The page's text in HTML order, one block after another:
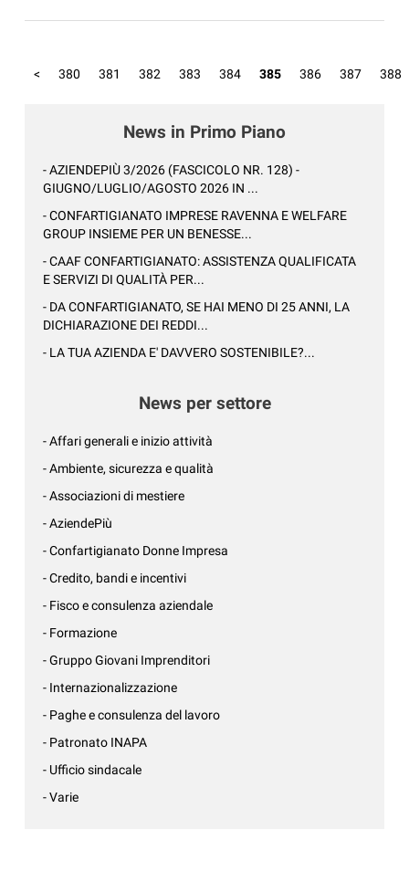
< 380 381 382 383 384 385 386 387 388
News in Primo Piano
- AZIENDEPIÙ 3/2026 (FASCICOLO NR. 128) -
GIUGNO/LUGLIO/AGOSTO 2026 IN ...
- CONFARTIGIANATO IMPRESE RAVENNA E WELFARE
GROUP INSIEME PER UN BENESSE...
- CAAF CONFARTIGIANATO: ASSISTENZA QUALIFICATA
E SERVIZI DI QUALITÀ PER...
- DA CONFARTIGIANATO, SE HAI MENO DI 25 ANNI, LA
DICHIARAZIONE DEI REDDI...
- LA TUA AZIENDA E' DAVVERO SOSTENIBILE?...
News per settore
- Affari generali e inizio attività
- Ambiente, sicurezza e qualità
- Associazioni di mestiere
- AziendePiù
- Confartigianato Donne Impresa
- Credito, bandi e incentivi
- Fisco e consulenza aziendale
- Formazione
- Gruppo Giovani Imprenditori
- Internazionalizzazione
- Paghe e consulenza del lavoro
- Patronato INAPA
- Ufficio sindacale
- Varie